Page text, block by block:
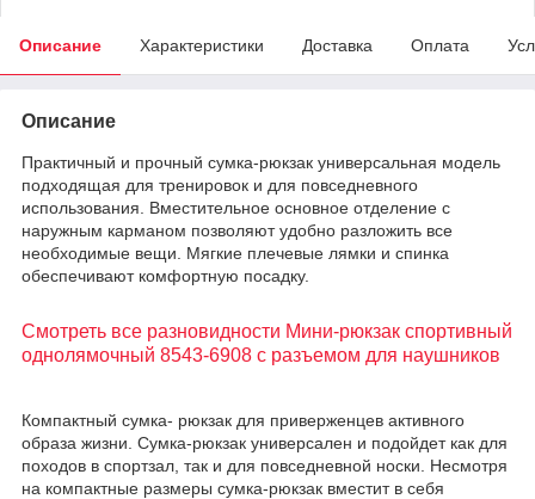
Описание Характеристики Доставка Оплата
Описание
Практичный и прочный сумка-рюкзак универсальная модель
подходящая для тренировок и для повседневного
использования. Вместительное основное отделение с
наружным карманом позволяют удобно разложить все
необходимые вещи. Мягкие плечевые лямки и спинка
обеспечивают комфортную посадку.
Смотреть все разновидности Мини-рюкзак спортивный
однолямочный 8543-6908 с разъемом для наушников
Компактный сумка- рюкзак для приверженцев активного
образа жизни. Сумка-рюкзак универсален и подойдет как для
походов в спортзал, так и для повседневной носки. Несмотря
на компактные размеры сумка-рюкзак вместит в себя